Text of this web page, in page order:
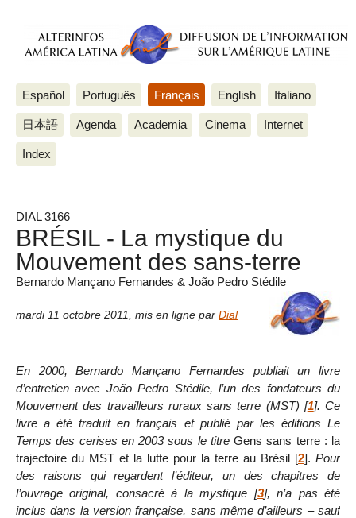
Español Português Français English Italiano
日本語 Agenda Academia Cinema Internet
Index
DIAL 3166
BRÉSIL - La mystique du
Mouvement des sans-terre
Bernardo Mançano Fernandes & João Pedro Stédile
mardi 11 octobre 2011 mis en ligne par Dial
En 2000, Bernardo Mançano Fernandes publiait un livre
d’entretien avec João Pedro Stédile, l’un des fondateurs du
Mouvement des travailleurs ruraux sans terre (MST) [1]. Ce
livre a été traduit en français et publié par les éditions Le
Temps des cerises en 2003 sous le titreGens sans terre : la
trajectoire du MST et la lutte pour la terre au Brésil [2]. Pour
des raisons qui regardent l’éditeur, un des chapitres de
l’ouvrage original, consacré à la mystique [3], n’a pas été
inclus dans la version française, sans même d’ailleurs – sauf